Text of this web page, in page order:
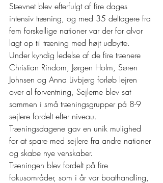
Stævnet blev efterfulgt af fire dages
intensiv træning, og med 35 deltagere fra
fem forskellige nationer var der for alvor
lagt op til træning med højt udbytte.
Under kyndig ledelse af de fire trænere
Christian Rindom, Jørgen Holm, Søren
Johnsen og Anna Livbjerg forløb lejren
over al forventning, Sejlerne blev sat
sammen i små træningsgrupper på 8-9
sejlere fordelt efter niveau.
Træningsdagene gav en unik mulighed
for at spare med sejlere fra andre nationer
og skabe nye venskaber.
Træningen blev fordelt på fire
fokusområder, som i år var boathandling,